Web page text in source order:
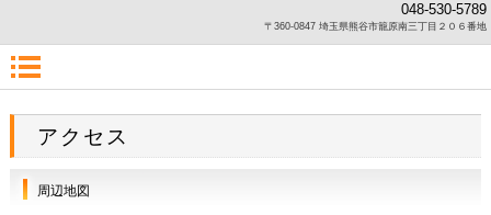
048-530-5789
〒360-0847 埼玉県熊谷市籠原南三丁目２０６番地
アクセス
周辺地図